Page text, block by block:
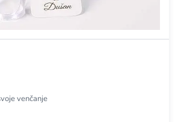
venčanje